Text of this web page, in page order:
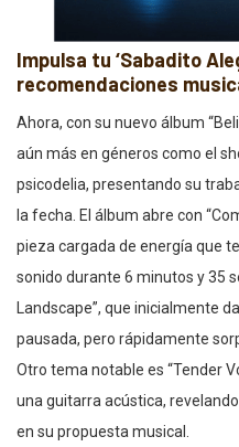
Impulsa tu ‘Sabadito
recomendaciones
Ahora, con su nuevo álbum
aún más en géneros como el
psicodelia, presentando su
la fecha. El álbum abre con
pieza cargada de energía que
sonido durante 6 minutos y 35
Landscape”, que inicialmente
pausada, pero rápidamente
Otro tema notable es “Tender
una guitarra acústica,
en su propuesta musical.